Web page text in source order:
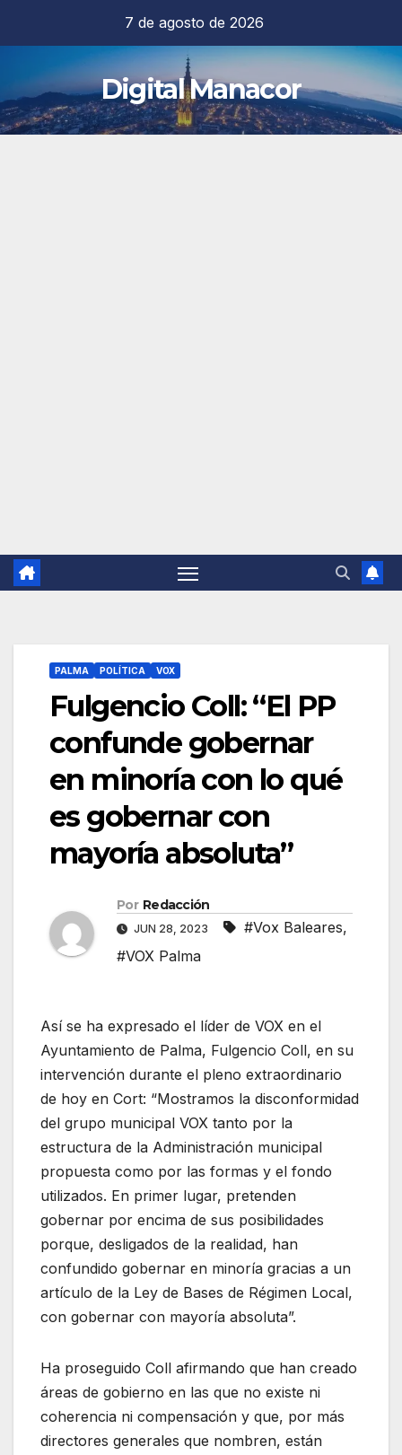
contenido
7 de agosto de 2026
Digital Manacor
PALMA POLÍTICA VOX
Fulgencio Coll: “El PP
confunde gobernar
en minoría con lo qué
es gobernar con
mayoría absoluta”
Por Redacción
JUN 28, 2023 #Vox Baleares,
#VOX Palma
Así se ha expresado el líder de VOX en el
Ayuntamiento de Palma, Fulgencio Coll, en su
intervención durante el pleno extraordinario
de hoy en Cort: “Mostramos la disconformidad
del grupo municipal VOX tanto por la
estructura de la Administración municipal
propuesta como por las formas y el fondo
utilizados. En primer lugar, pretenden
gobernar por encima de sus posibilidades
porque, desligados de la realidad, han
confundido gobernar en minoría gracias a un
artículo de la Ley de Bases de Régimen Local,
con gobernar con mayoría absoluta”.
Ha proseguido Coll afirmando que han creado
áreas de gobierno en las que no existe ni
coherencia ni compensación y que, por más
directores generales que nombren, están